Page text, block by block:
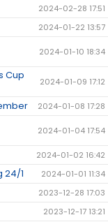
2024-02-28 17:51
2024-01-22 13:57
2024-01-10 18:34
Cup
2024-01-09 17:12
2024-01-08 17:28
2024-01-04 17:54
2024-01-02 16:42
24/1 2024-01-01 11:34
2023-12-28 17:03
2023-12-17 13:21